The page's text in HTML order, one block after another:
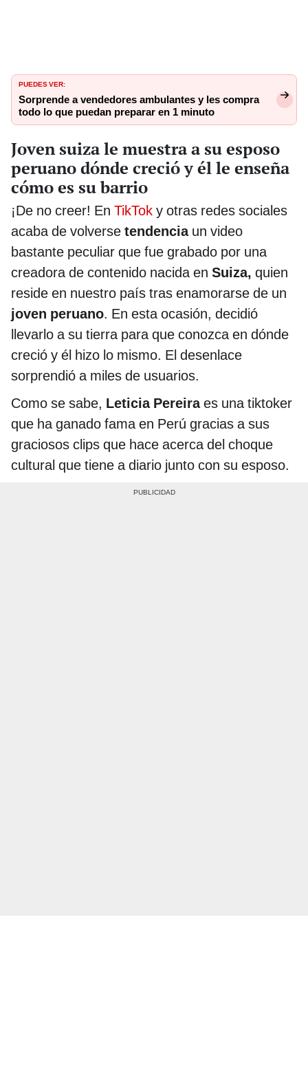
PUEDES VER:
Sorprende a vendedores ambulantes y les compra
todo lo que puedan preparar en 1 minuto
Joven suiza le muestra a su esposo
peruano dónde creció y él le enseña
cómo es su barrio
¡De no creer! En TikTok y otras redes sociales
acaba de volverse tendencia un video
bastante peculiar que fue grabado por una
creadora de contenido nacida en Suiza, quien
reside en nuestro país tras enamorarse de un
joven peruano. En esta ocasión, decidió
llevarlo a su tierra para que conozca en dónde
creció y él hizo lo mismo. El desenlace
sorprendió a miles de usuarios.
Como se sabe, Leticia Pereiraes una tiktoker
que ha ganado fama en Perú gracias a sus
graciosos clips que hace acerca del choque
cultural que tiene a diario junto con su esposo.